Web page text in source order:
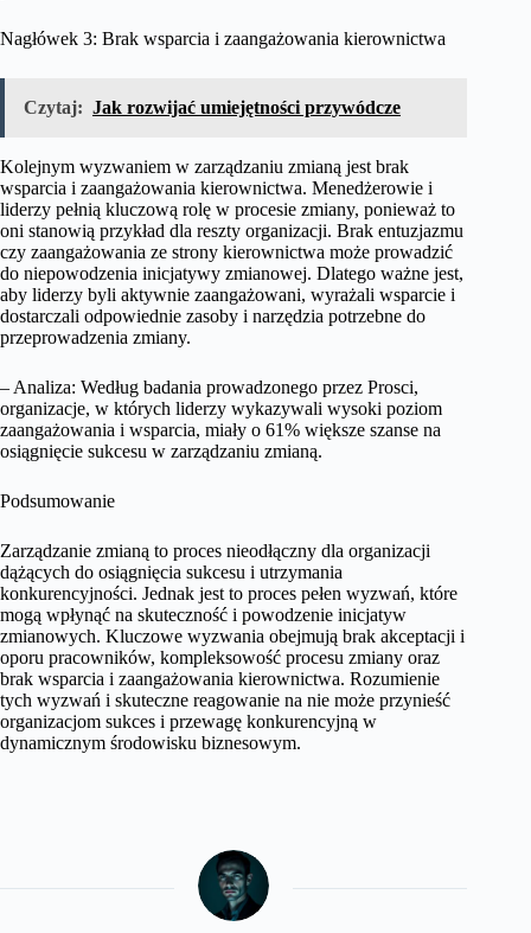
Nagłówek 3: Brak wsparcia i zaangażowania kierownictwa
Czytaj: Jak rozwijać umiejętności przywódcze
Kolejnym wyzwaniem w zarządzaniu zmianą jest brak
wsparcia i zaangażowania kierownictwa. Menedżerowie i
liderzy pełnią kluczową rolę w procesie zmiany, ponieważ to
oni stanowią przykład dla reszty organizacji. Brak entuzjazmu
czy zaangażowania ze strony kierownictwa może prowadzić
do niepowodzenia inicjatywy zmianowej. Dlatego ważne jest,
aby liderzy byli aktywnie zaangażowani, wyrażali wsparcie i
dostarczali odpowiednie zasoby i narzędzia potrzebne do
przeprowadzenia zmiany.
– Analiza: Według badania prowadzonego przez Prosci,
organizacje, w których liderzy wykazywali wysoki poziom
zaangażowania i wsparcia, miały o 61% większe szanse na
osiągnięcie sukcesu w zarządzaniu zmianą.
Podsumowanie
Zarządzanie zmianą to proces nieodłączny dla organizacji
dążących do osiągnięcia sukcesu i utrzymania
konkurencyjności. Jednak jest to proces pełen wyzwań, które
mogą wpłynąć na skuteczność i powodzenie inicjatyw
zmianowych. Kluczowe wyzwania obejmują brak akceptacji i
oporu pracowników, kompleksowość procesu zmiany oraz
brak wsparcia i zaangażowania kierownictwa. Rozumienie
tych wyzwań i skuteczne reagowanie na nie może przynieść
organizacjom sukces i przewagę konkurencyjną w
dynamicznym środowisku biznesowym.